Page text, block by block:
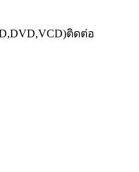
ติดต่อ